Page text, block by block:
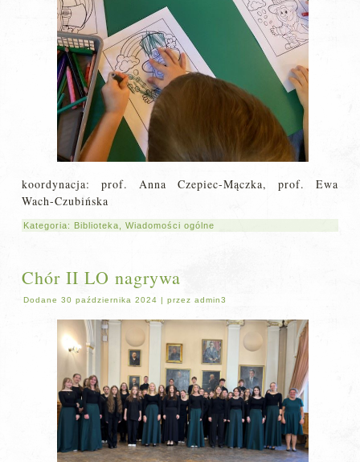
koordynacja: prof. Anna Czepiec-Mączka, prof. Ewa
Wach-Czubińska
Kategoria: Biblioteka ,Wiadomości ogólne
Chór II LO nagrywa
Dodane 30 października 2024 |przez admin3